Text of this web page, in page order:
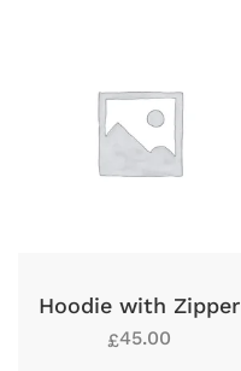
Hoodie with Zipper
£45.00